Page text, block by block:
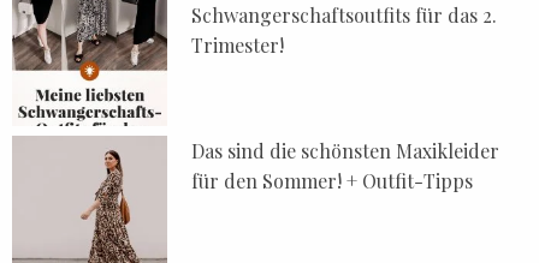
Schwangerschaftsoutfits für das 2.
Trimester!
Das sind die schönsten Maxikleider
für den Sommer! + Outfit-Tipps